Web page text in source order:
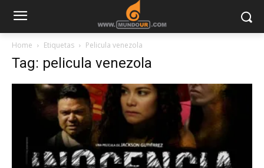
Home Etiquetas Pelicula venezola
Tag: pelicula venezola